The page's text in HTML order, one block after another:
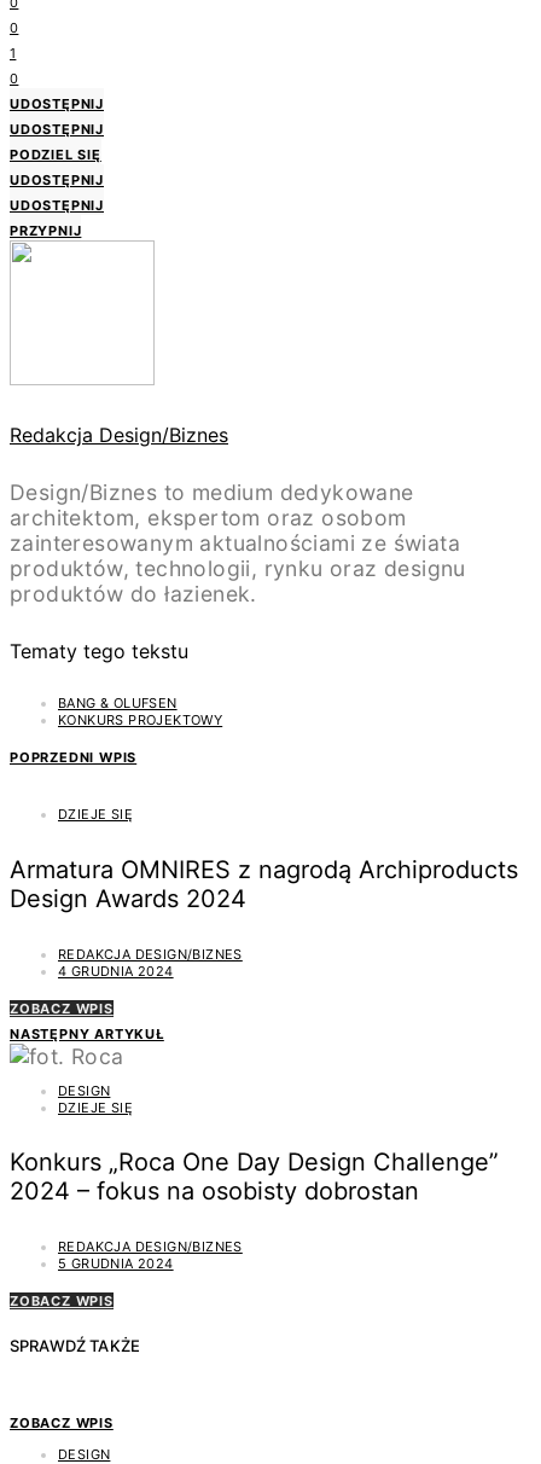
0
1
0
UDOSTĘPNIJ
UDOSTĘPNIJ
PODZIEL SIĘ
UDOSTĘPNIJ
UDOSTĘPNIJ
PRZYPNIJ
Redakcja Design/Biznes
Design/Biznes to medium dedykowane
architektom, ekspertom oraz osobom
zainteresowanym aktualnościami ze świata
produktów, technologii, rynku oraz designu
produktów do łazienek.
Tematy tego tekstu
BANG & OLUFSEN
KONKURS PROJEKTOWY
POPRZEDNI WPIS
DZIEJE SIĘ
Armatura OMNIRES z nagrodą Archiproducts
Design Awards 2024
REDAKCJA DESIGN/BIZNES
4 GRUDNIA 2024
ZOBACZ WPIS
NASTĘPNY ARTYKUŁ
DESIGN
DZIEJE SIĘ
Konkurs „Roca One Day Design Challenge”
2024 – fokus na osobisty dobrostan
REDAKCJA DESIGN/BIZNES
5 GRUDNIA 2024
ZOBACZ WPIS
SPRAWDŹ TAKŻE
ZOBACZ WPIS
DESIGN